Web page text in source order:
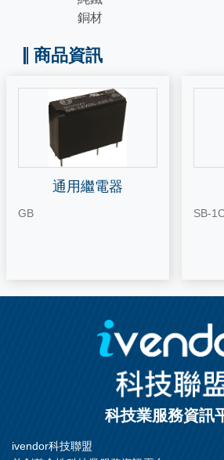
銅材
商品資訊
通用繼電器
GB SB-
科技業服務資訊
ivendor科技聯盟